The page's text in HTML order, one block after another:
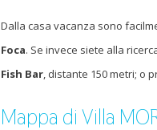
Dalla casa vacanza sono
Foca. Se invece siete alla
Fish Bar, distante 150 metri; o
Mappa di Villa